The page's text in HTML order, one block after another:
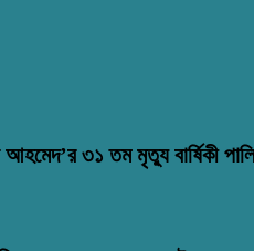
আহমেদ’র ৩১ তম মৃত্যু বার্ষিকী